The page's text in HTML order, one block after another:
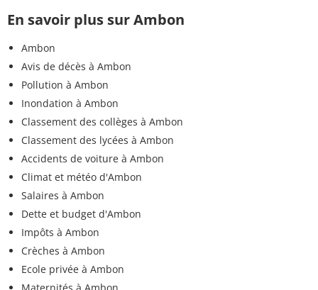
En savoir plus sur Ambon
Ambon
Avis de décès à Ambon
Pollution à Ambon
Inondation à Ambon
Classement des collèges à Ambon
Classement des lycées à Ambon
Accidents de voiture à Ambon
Climat et météo d'Ambon
Salaires à Ambon
Dette et budget d'Ambon
Impôts à Ambon
Crèches à Ambon
Ecole privée à Ambon